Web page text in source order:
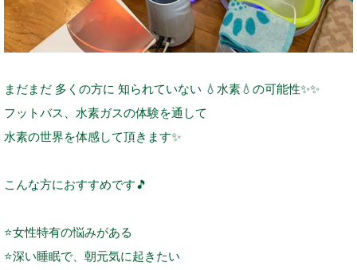
まだまだ 多くの方に 知られていない 💧 水素💧 の可能性✨✨
フットバス、水素ガスの体験を通して
水素の世界を体感して頂きます✨
こんな方におすすめです🎵
⭐女性特有の悩みがある
⭐深い睡眠で、朝元気に起きたい